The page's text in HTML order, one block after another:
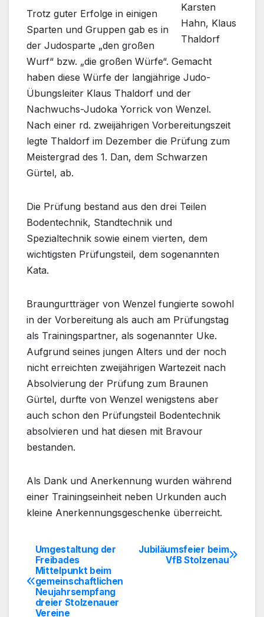
Karsten
Hahn, Klaus
Thaldorf
Trotz guter Erfolge in einigen
Sparten und Gruppen gab es in
der Judosparte „den großen
Wurf“ bzw. „die großen Würfe“. Gemacht
haben diese Würfe der langjährige Judo-
Übungsleiter Klaus Thaldorf und der
Nachwuchs-Judoka Yorrick von Wenzel.
Nach einer rd. zweijährigen Vorbereitungszeit
legte Thaldorf im Dezember die Prüfung zum
Meistergrad des 1. Dan, dem Schwarzen
Gürtel, ab.
Die Prüfung bestand aus den drei Teilen
Bodentechnik, Standtechnik und
Spezialtechnik sowie einem vierten, dem
wichtigsten Prüfungsteil, dem sogenannten
Kata.
Braungurtträger von Wenzel fungierte sowohl
in der Vorbereitung als auch am Prüfungstag
als Trainingspartner, als sogenannter Uke.
Aufgrund seines jungen Alters und der noch
nicht erreichten zweijährigen Wartezeit nach
Absolvierung der Prüfung zum Braunen
Gürtel, durfte von Wenzel wenigstens aber
auch schon den Prüfungsteil Bodentechnik
absolvieren und hat diesen mit Bravour
bestanden.
Als Dank und Anerkennung wurden während
einer Trainingseinheit neben Urkunden auch
kleine Anerkennungsgeschenke überreicht.
Beitragsnavigation
Jubiläumsfeier beim
VfB Stolzenau
Umgestaltung der
Freibades
Mittelpunkt beim
gemeinschaftlichen
Neujahrsempfang
dreier Stolzenauer
Vereine